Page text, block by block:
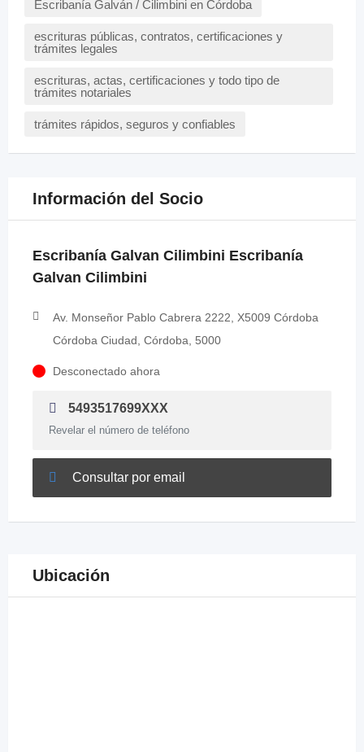
Escribanía Galván / Cilimbini en Córdoba
escrituras públicas, contratos, certificaciones y
trámites legales
escrituras, actas, certificaciones y todo tipo de
trámites notariales
trámites rápidos, seguros y confiables
Información del Socio
Escribanía Galvan Cilimbini Escribanía
Galvan Cilimbini
Av. Monseñor Pablo Cabrera 2222, X5009 Córdoba
Córdoba Ciudad, Córdoba, 5000
Desconectado ahora
5493517699XXX
Revelar el número de teléfono
Consultar por email
Ubicación